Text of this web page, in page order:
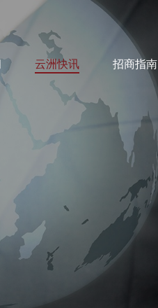
云洲快讯 招商指南